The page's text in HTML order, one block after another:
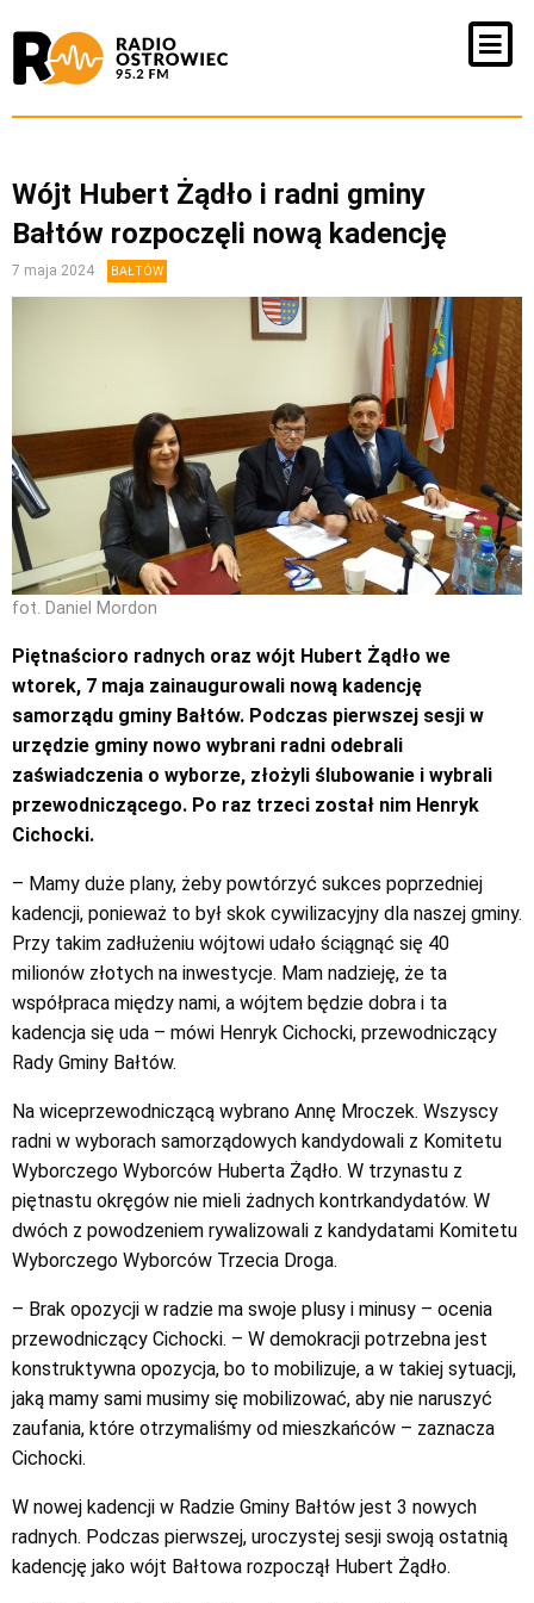
Wójt Hubert Żądło i radni gminy
Bałtów rozpoczęli nową kadencję
7 maja 2024 BAŁTÓW
fot. Daniel Mordon
Piętnaścioro radnych oraz wójt Hubert Żądło we
wtorek, 7 maja zainaugurowali nową kadencję
samorządu gminy Bałtów. Podczas pierwszej sesji w
urzędzie gminy nowo wybrani radni odebrali
zaświadczenia o wyborze, złożyli ślubowanie i wybrali
przewodniczącego. Po raz trzeci został nim Henryk
Cichocki.
– Mamy duże plany, żeby powtórzyć sukces poprzedniej
kadencji, ponieważ to był skok cywilizacyjny dla naszej gminy.
Przy takim zadłużeniu wójtowi udało ściągnąć się 40
milionów złotych na inwestycje. Mam nadzieję, że ta
współpraca między nami, a wójtem będzie dobra i ta
kadencja się uda – mówi Henryk Cichocki, przewodniczący
Rady Gminy Bałtów.
Na wiceprzewodniczącą wybrano Annę Mroczek. Wszyscy
radni w wyborach samorządowych kandydowali z Komitetu
Wyborczego Wyborców Huberta Żądło. W trzynastu z
piętnastu okręgów nie mieli żadnych kontrkandydatów. W
dwóch z powodzeniem rywalizowali z kandydatami Komitetu
Wyborczego Wyborców Trzecia Droga.
– Brak opozycji w radzie ma swoje plusy i minusy – ocenia
przewodniczący Cichocki. – W demokracji potrzebna jest
konstruktywna opozycja, bo to mobilizuje, a w takiej sytuacji,
jaką mamy sami musimy się mobilizować, aby nie naruszyć
zaufania, które otrzymaliśmy od mieszkańców – zaznacza
Cichocki.
W nowej kadencji w Radzie Gminy Bałtów jest 3 nowych
radnych. Podczas pierwszej, uroczystej sesji swoją ostatnią
kadencję jako wójt Bałtowa rozpoczął Hubert Żądło.